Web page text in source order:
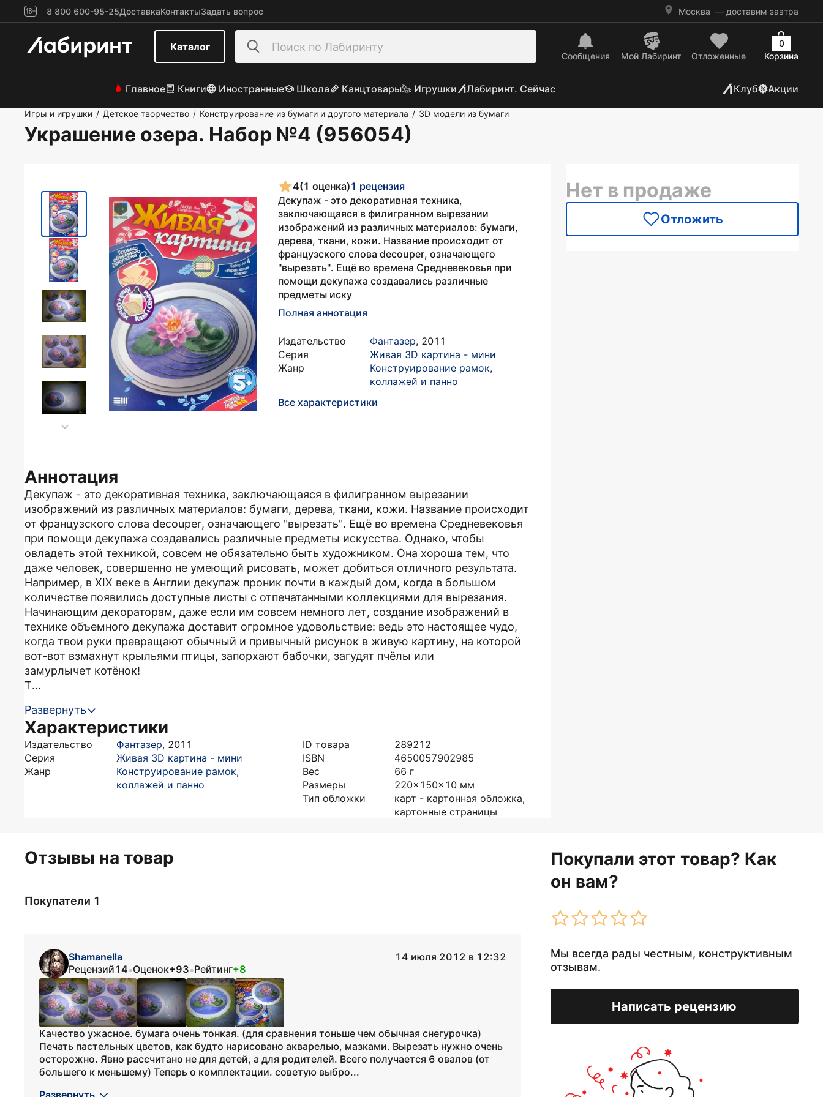
8 800 600-95-25ДоставкаКонтактыЗадать вопрос Москва — доставим завтра
Каталог
Сообщения Mой Лабиринт Отложенные Корзина
0
Главное Книги Иностранные Школа Канцтовары Игрушки Лабиринт. Сейчас Клуб Акции
Игры и игрушки / Детское творчество / Конструирование из бумаги и другого материала / 3D модели из бумаги
Украшение озера. Набор №4 (956054)
4(1 оценка)1 рецензия
Декупаж - это декоративная техника,
заключающаяся в филигранном вырезании
изображений из различных материалов: бумаги,
дерева, ткани, кожи. Название происходит от
французского слова decouper, означающего
"вырезать". Ещё во времена Средневековья при
помощи декупажа создавались различные
предметы иску
Полная аннотация
Издательство Фантазер, 2011
Серия
Живая 3D картина - мини
Жанр
Конструирование рамок,
коллажей и панно
Все характеристики
Аннотация
Декупаж - это декоративная техника, заключающаяся в филигранном вырезании
изображений из различных материалов: бумаги, дерева, ткани, кожи. Название происходит
от французского слова decouper, означающего "вырезать". Ещё во времена Средневековья
при помощи декупажа создавались различные предметы искусства. Однако, чтобы
овладеть этой техникой, совсем не обязательно быть художником. Она хороша тем, что
даже человек, совершенно не умеющий рисовать, может добиться отличного результата.
Например, в XIX веке в Англии декупаж проник почти в каждый дом, когда в большом
количестве появились доступные листы с отпечатанными коллекциями для вырезания.
Начинающим декораторам, даже если им совсем немного лет, создание изображений в
технике объемного декупажа доставит огромное удовольствие: ведь это настоящее чудо,
когда твои руки превращают обычный и привычный рисунок в живую картину, на которой
вот-вот взмахнут крыльями птицы, запорхают бабочки, загудят пчёлы или
замурлычет котёнок!
Т...
Развернуть
Характеристики
Издательство Фантазер, 2011
Серия
Живая 3D картина - мини
Жанр
Конструирование рамок,
коллажей и панно
ID товара
289212
ISBN
4650057902985
Вес
66 г
Размеры
220x150x10 мм
Тип обложки
карт - картонная обложка,
картонные страницы
Нет в продаже
Отложить
Отзывы на товар
Покупали этот товар? Как
он вам?
Мы всегда рады честным, конструктивным
отзывам.
Написать рецензию
Покупатели 1
Shamanella
14 июля 2012 в 12:32
Рецензий14•Оценок+93•Рейтинг+8
Качество ужасное. бумага очень тонкая. (для сравнения тоньше чем обычная снегурочка)
Печать пастельных цветов, как будто нарисовано акварелью, мазками. Вырезать нужно очень
осторожно. Явно рассчитано не для детей, а для родителей. Всего получается 6 овалов (от
большего к меньшему) Теперь о комплектации. советую выбро...
Развернуть